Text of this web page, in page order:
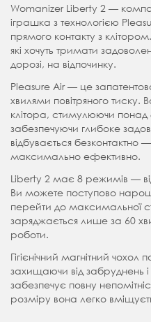
Womanizer Liberty 2 —
іграшка з технологією
прямого контакту з
які хочуть тримати
дорозі, на відпочинку.
Pleasure Air — це
хвилями повітряного тиску.
клітора, стимулюючи понад
забезпечуючи глибоке
відбувається безконтактно
максимально ефективно.
Liberty 2 має 8 режимів —
Ви можете поступово
перейти до максимальної
заряджається лише за 60
роботи.
Гігієнічний магнітний
захищаючи від забруднень
забезпечує повну
розміру вона легко